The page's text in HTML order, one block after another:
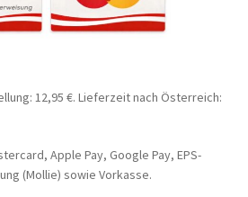
12,95 €. Lieferzeit nach Österreich:
Apple Pay, Google Pay, EPS-
(Mollie) sowie Vorkasse.